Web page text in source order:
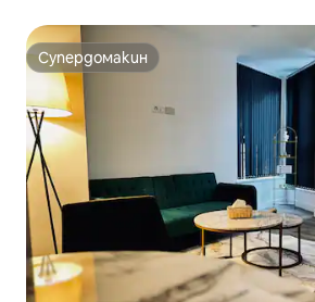
Супердомакин
Супердомакин